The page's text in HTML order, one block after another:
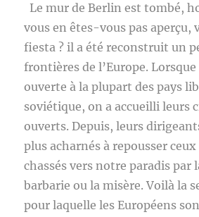
Le mur de Berlin est tombé,
vous en êtes-vous pas aperçu,
fiesta ? il a été reconstruit un
frontières de l’Europe. Lorsque
ouverte à la plupart des pays
soviétique, on a accueilli leurs
ouverts. Depuis, leurs
plus acharnés à repousser
chassés vers notre paradis par
barbarie ou la misère. Voilà la
pour laquelle les Européens